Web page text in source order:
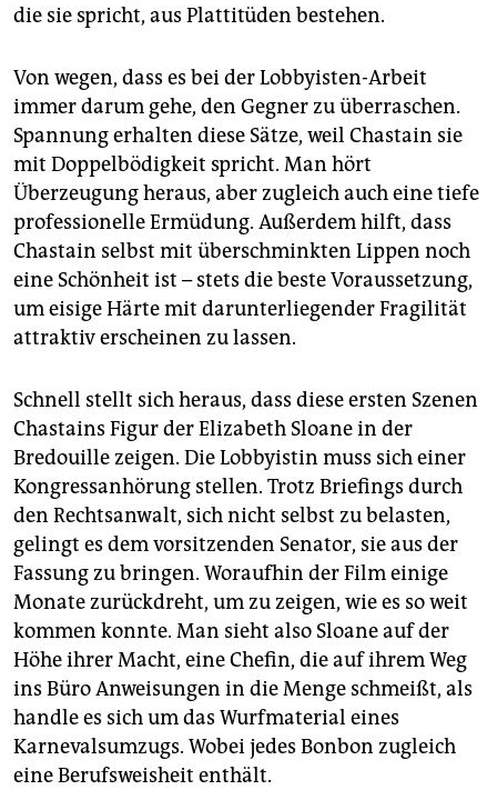
die sie spricht, aus Plattitüden bestehen.
Von wegen, dass es bei der Lobbyisten-Arbeit
immer darum gehe, den Gegner zu überraschen.
Spannung erhalten diese Sätze, weil Chastain sie
mit Doppelbödigkeit spricht. Man hört
Überzeugung heraus, aber zugleich auch eine tiefe
professionelle Ermüdung. Außerdem hilft, dass
Chastain selbst mit überschminkten Lippen noch
eine Schönheit ist – stets die beste Voraussetzung,
um eisige Härte mit darunterliegender Fragilität
attraktiv erscheinen zu lassen.
Schnell stellt sich heraus, dass diese ersten Szenen
Chastains Figur der Elizabeth Sloane in der
Bredouille zeigen. Die Lobbyistin muss sich einer
Kongressanhörung stellen. Trotz Briefings durch
den Rechtsanwalt, sich nicht selbst zu belasten,
gelingt es dem vorsitzenden Senator, sie aus der
Fassung zu bringen. Woraufhin der Film einige
Monate zurückdreht, um zu zeigen, wie es so weit
kommen konnte. Man sieht also Sloane auf der
Höhe ihrer Macht, eine Chefin, die auf ihrem Weg
ins Büro Anweisungen in die Menge schmeißt, als
handle es sich um das Wurfmaterial eines
Karnevalsumzugs. Wobei jedes Bonbon zugleich
eine Berufsweisheit enthält.